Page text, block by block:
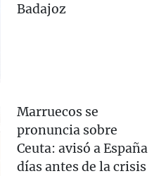
Badajoz
Marruecos se
pronuncia sobre
Ceuta: avisó a España
días antes de la crisis